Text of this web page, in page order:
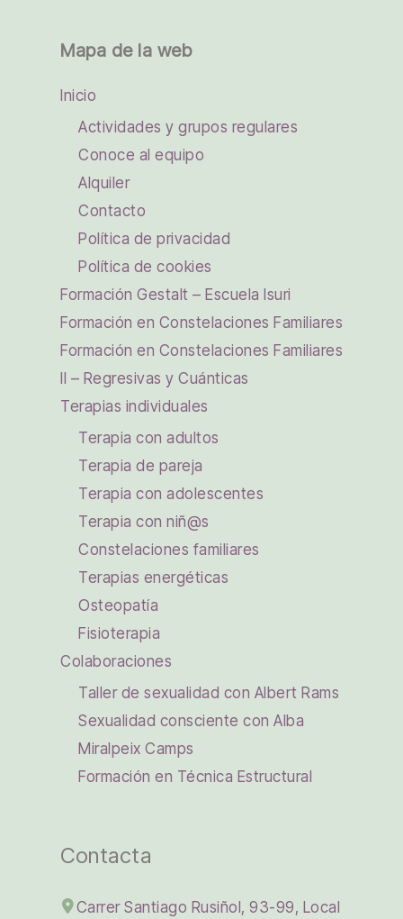
Mapa de la web
Inicio
Actividades y grupos regulares
Conoce al equipo
Alquiler
Contacto
Política de privacidad
Política de cookies
Formación Gestalt – Escuela Isuri
Formación en Constelaciones Familiares
Formación en Constelaciones Familiares
II – Regresivas y Cuánticas
Terapias individuales
Terapia con adultos
Terapia de pareja
Terapia con adolescentes
Terapia con niñ@s
Constelaciones familiares
Terapias energéticas
Osteopatía
Fisioterapia
Colaboraciones
Taller de sexualidad con Albert Rams
Sexualidad consciente con Alba
Miralpeix Camps
Formación en Técnica Estructural
Contacta
Carrer Santiago Rusiñol, 93-99, Local